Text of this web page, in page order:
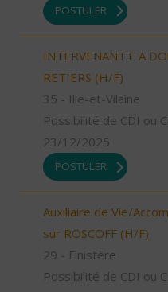
POSTULER
INTERVENANT.E A
RETIERS (H/F)
35 - Ille-et-Vilaine
Possibilité de CDI ou
23/12/2025
POSTULER
Auxiliaire de Vie/
sur ROSCOFF (H/F)
29 - Finistère
Possibilité de CDI ou